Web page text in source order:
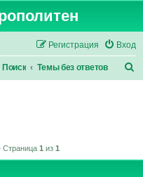
Вход
Регистрация
Поиск Темы без ответов
Страница 1из 1